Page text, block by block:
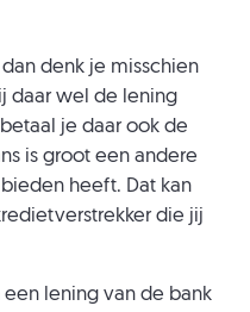
denk je misschien
daar wel de lening
je daar ook de
is groot een andere
heeft. Dat kan
die jij
lening van de bank